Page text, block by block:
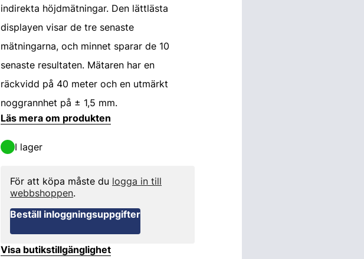
indirekta höjdmätningar. Den lättlästa
displayen visar de tre senaste
mätningarna, och minnet sparar de 10
senaste resultaten. Mätaren har en
räckvidd på 40 meter och en utmärkt
noggrannhet på ± 1,5 mm.
Läs mera om produkten
I lager
För att köpa måste du logga in till
webbshoppen.
Beställ inloggningsuppgifter
Visa butikstillgänglighet